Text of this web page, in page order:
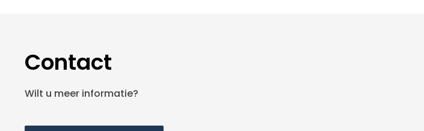
Contact
Wilt u meer informatie?